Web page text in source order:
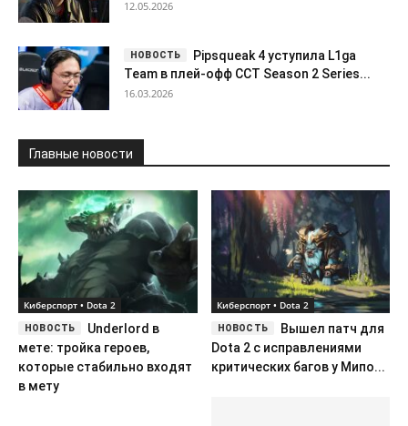
12.05.2026
Pipsqueak 4 уступила L1ga
Team в плей-офф CCT Season 2 Series...
16.03.2026
Главные новости
Киберспорт • Dota 2
Underlord в
мете: тройка героев,
которые стабильно входят
в мету
Киберспорт • Dota 2
Вышел патч для
Dota 2 с исправлениями
критических багов у Мипо...